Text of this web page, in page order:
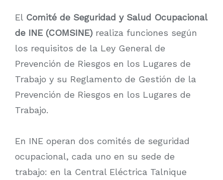
El Comité de Seguridad y Salud Ocupacional
de INE (COMSINE) realiza funciones según
los requisitos de la Ley General de
Prevención de Riesgos en los Lugares de
Trabajo y su Reglamento de Gestión de la
Prevención de Riesgos en los Lugares de
Trabajo.
En INE operan dos comités de seguridad
ocupacional, cada uno en su sede de
trabajo: en la Central Eléctrica Talnique